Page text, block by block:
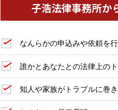
子浩法律事務所か
なんらかの申込みや依頼を
誰かとあなたとの法律上の
知人や家族がトラブルに巻